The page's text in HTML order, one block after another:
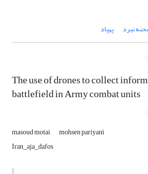
نبرد پهپاد
The use of drones to collect
battlefield in Army combat units
masoud motai
mohsen pariyani
Iran_aja_dafos